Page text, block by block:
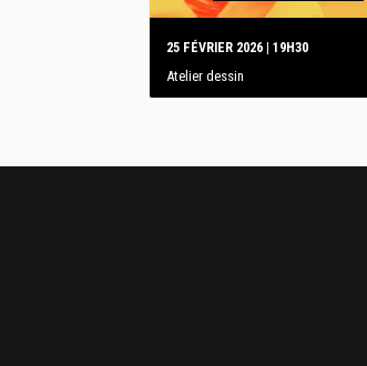
25 FÉVRIER 2026 | 19H30
Atelier dessin